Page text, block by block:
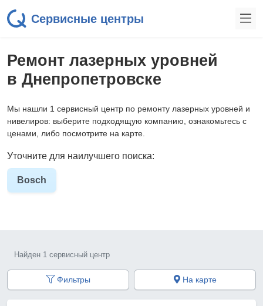
Сервисные центры
Ремонт лазерных уровней
в Днепропетровске
Мы нашли 1 сервисный центр по ремонту лазерных уровней и
нивелиров: выберите подходящую компанию, ознакомьтесь с
ценами, либо посмотрите на карте.
Уточните для наилучшего поиска:
Bosch
Найден 1 сервисный центр
Фильтры На карте